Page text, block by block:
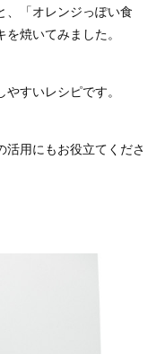
、「オレンジっぽい食
焼いてみました。
すいレシピです。
用にもお役立てくださ